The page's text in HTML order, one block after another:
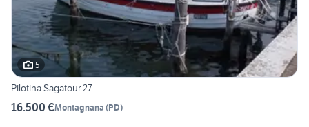
5
Pilotina Sagatour 27
16.500 €Montagnana (PD)